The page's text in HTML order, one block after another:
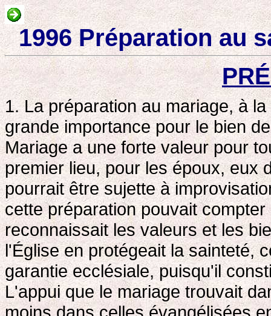
1996 Préparation au
1. La préparation au mariage, à
grande importance pour le bien
Mariage a une forte valeur pour
premier lieu, pour les époux, eux
pourrait être sujette à
cette préparation pouvait
reconnaissait les valeurs et les
l'Église en protégeait la sainteté,
garantie ecclésiale, puisqu'il
L'appui que le mariage trouvait